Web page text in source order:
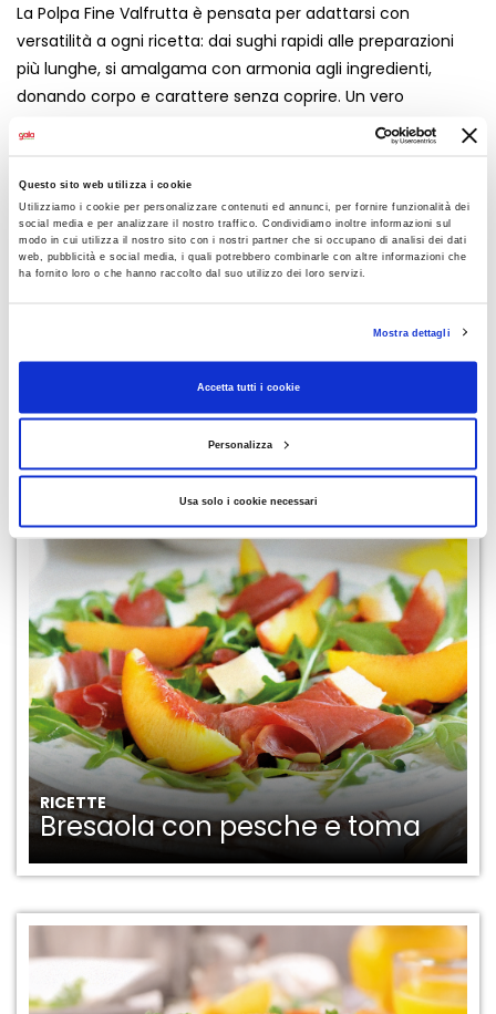
Questo sito web utilizza i cookie
Utilizziamo i cookie per personalizzare contenuti ed annunci, per fornire funzionalità dei
social media e per analizzare il nostro traffico. Condividiamo inoltre informazioni sul
modo in cui utilizza il nostro sito con i nostri partner che si occupano di analisi dei dati
web, pubblicità e social media, i quali potrebbero combinarle con altre informazioni che
ha fornito loro o che hanno raccolto dal suo utilizzo dei loro servizi.
Mostra dettagli
Accetta tutti i cookie
Personalizza
Usa solo i cookie necessari
La Polpa Fine Valfrutta è pensata per adattarsi con
versatilità a ogni ricetta: dai sughi rapidi alle preparazioni
più lunghe, si amalgama con armonia agli ingredienti,
donando corpo e carattere senza coprire. Un vero
concentrato di sapore e benessere, ideale per chi ama
Sceglietela sugli scaffali del vostro Gala, per portare in
tavola il sapore genuino della tradizione italiana e una
scelta di cura versoil pianeta.
AGGIUNGI AI PREFERITI
LEGGI ANCHE
RICETTE
Bresaola con pesche e toma